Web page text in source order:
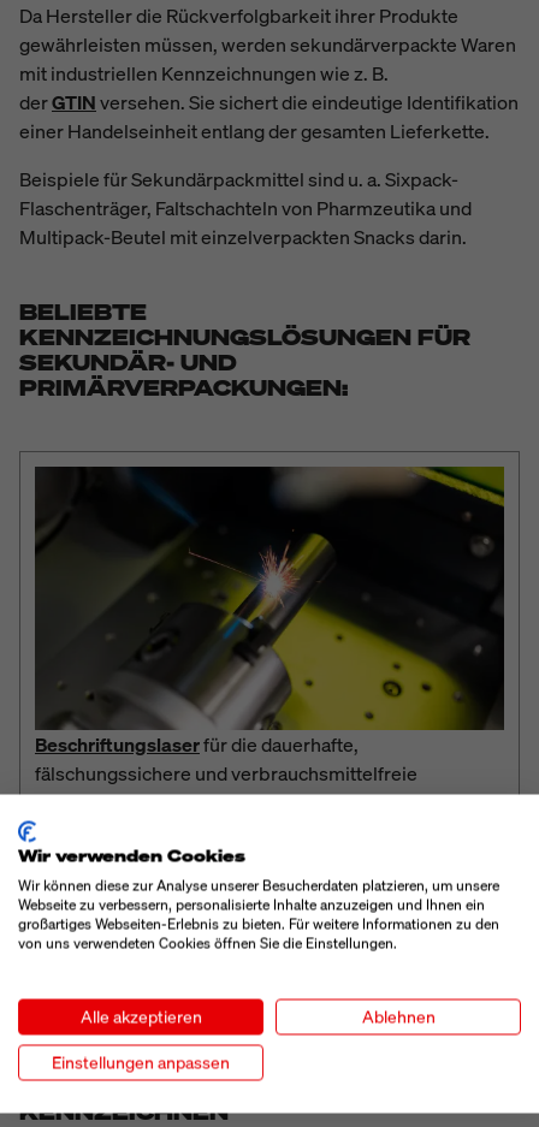
Da Hersteller die Rückverfolgbarkeit ihrer Produkte
gewährleisten müssen, werden sekundärverpackte Waren
mit industriellen Kennzeichnungen wie z. B.
derGTINversehen. Sie sichert die eindeutige Identifikation
einer Handelseinheit entlang der gesamten Lieferkette.
Beispiele für Sekundärpackmittel sind u. a. Sixpack-
Flaschenträger, Faltschachteln von Pharmzeutika und
Multipack-Beutel mit einzelverpackten Snacks darin.
BELIEBTE
KENNZEICHNUNGSLÖSUNGEN FÜR
SEKUNDÄR- UND
PRIMÄRVERPACKUNGEN:
Beschriftungslaserfür die dauerhafte,
fälschungssichere und verbrauchsmittelfreie
Direktbeschriftung.
1 8
TERTIÄRVERPACKUNGEN
KENNZEICHNEN
Wir verwenden Cookies
Wir können diese zur Analyse unserer Besucherdaten platzieren, um unsere
Webseite zu verbessern, personalisierte Inhalte anzuzeigen und Ihnen ein
großartiges Webseiten-Erlebnis zu bieten. Für weitere Informationen zu den
von uns verwendeten Cookies öffnen Sie die Einstellungen.
Alle akzeptieren Ablehnen
Einstellungen anpassen